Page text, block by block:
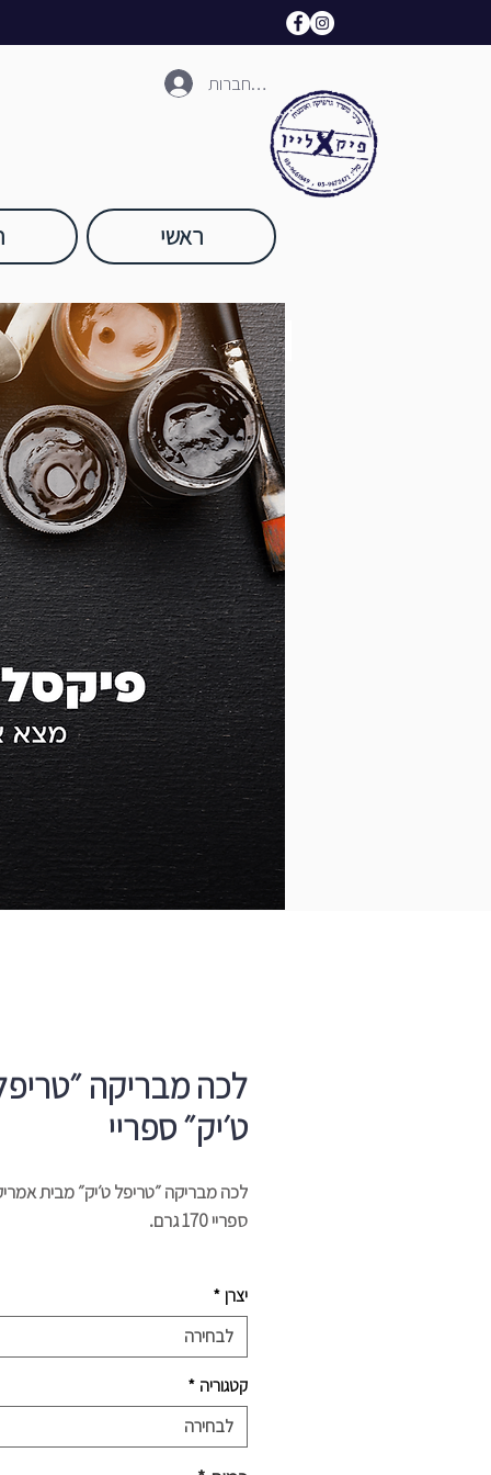
להתחברות
ראשי
לכה מבריקה
ט׳יק״ ספריי
לכה מבריקה ״טריפל ט׳יק״ מבית
ספריי 170 גרם.
יוצרת שכבה עבה פי שלוש מגימורים
מספקת שכבת מגן שמתייבשת מהר
שווה.
יצרן *
לבחירה
קטגוריה *
לבחירה